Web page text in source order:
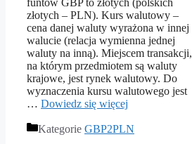
funtów GBP to złotych (polskich
złotych – PLN). Kurs walutowy –
cena danej waluty wyrażona w innej
walucie (relacja wymienna jednej
waluty na inną). Miejscem transakcji,
na którym przedmiotem są waluty
krajowe, jest rynek walutowy. Do
wyznaczenia kursu walutowego jest
… Dowiedz się więcej
Kategorie GBP2PLN